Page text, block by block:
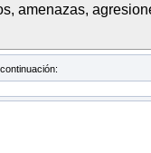
amenazas,